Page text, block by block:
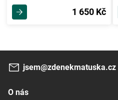
1 650 Kč
jsem@zdenekmatuska.cz
O nás